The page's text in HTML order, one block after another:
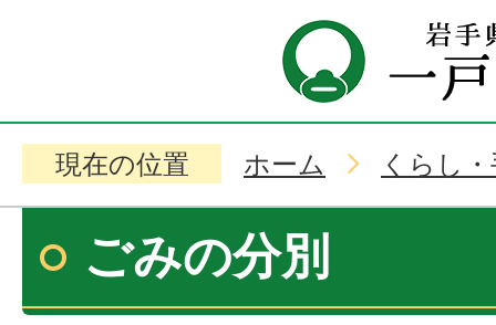
現在の位置 ホーム くらし
ごみの分別